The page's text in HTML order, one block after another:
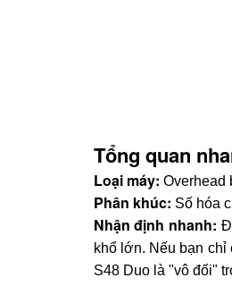
Tổng quan
Loại máy: Overhead
Phân khúc: Số hóa
Nhận định nhanh:
khổ lớn. Nếu bạn
S48 Duo là "vô đối"